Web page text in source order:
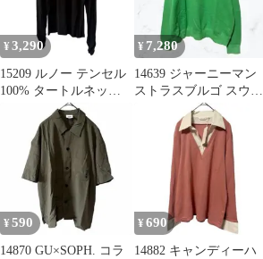
¥ 3,290
15209 ルノー テンセル
100% タートルネック
カットソー 黒M袖ギャ
¥ 7,280
14639 ジャーニーマン
ストラスブルゴ スウェ
ット M グリーン トレ
¥ 590
14870 GU×SOPH. コラ
¥ 690
14882 キャンディーハ